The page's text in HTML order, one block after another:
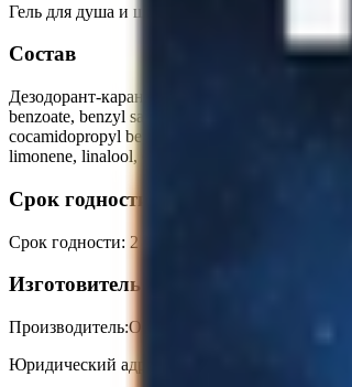
Гель для душа и шампунь 3 в 1 Акс Эпик
Состав
Дезодорант-карандаш: dipropylene glycol,
benzoate, benzyl salicylate, citronellol,
cocamidopropyl betaine, parfum, inulin, lactic
limonene, linalool, ci 19140, ci 42090.
Срок годности
Срок годности: 2 года
Изготовитель
Производитель:ООО "АРНЕСТ ЮНИРУСЬ"
Юридический адрес: